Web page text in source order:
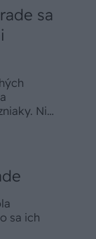
sa
Nie,
na
im
ak
sa ich